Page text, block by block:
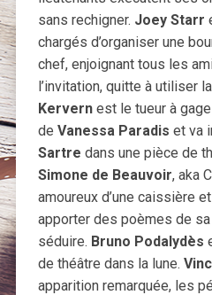
sans rechigner. Joey Starr
chargés d’organiser une
chef, enjoignant tous les
l’invitation, quitte à utiliser
Kervernest le tueur à
de Vanessa Paradis et va
Sartre dans une pièce de
Simone de Beauvoir, aka
amoureux d’une caissière
apporter des poèmes de
séduire. Bruno Podalydès
de théâtre dans la lune.
apparition remarquée, les